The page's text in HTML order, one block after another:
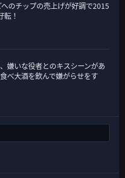
のチップの売上げが好調で2015
！
嫌いな役者とのキスシーンがあ
べ大酒を飲んで嫌がらせをす